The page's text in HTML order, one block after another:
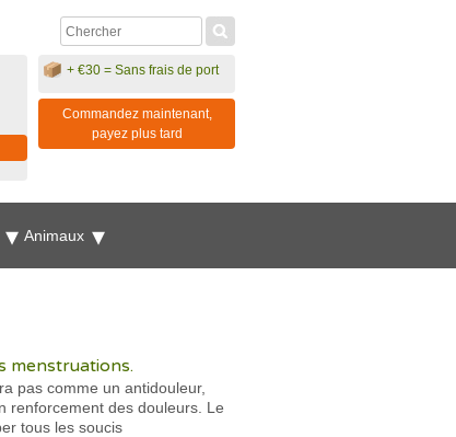
+ €30 = Sans frais de port
Commandez maintenant,
payez plus tard
Animaux
menstruations.
pas comme un antidouleur,
renforcement des douleurs. Le
tous les soucis